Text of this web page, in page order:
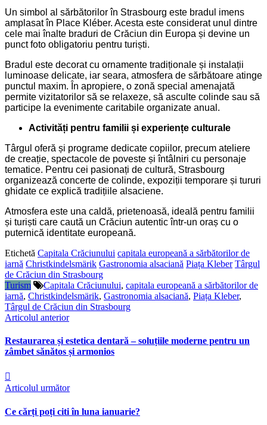
Un simbol al sărbătorilor în Strasbourg este bradul imens
amplasat în Place Kléber. Acesta este considerat unul dintre
cele mai înalte braduri de Crăciun din Europa și devine un
punct foto obligatoriu pentru turiști.
Bradul este decorat cu ornamente tradiționale și instalații
luminoase delicate, iar seara, atmosfera de sărbătoare atinge
punctul maxim. În apropiere, o zonă special amenajată
permite vizitatorilor să se relaxeze, să asculte colinde sau să
participe la evenimente caritabile organizate anual.
Activități pentru familii și experiențe culturale
Târgul oferă și programe dedicate copiilor, precum ateliere
de creație, spectacole de poveste și întâlniri cu personaje
tematice. Pentru cei pasionați de cultură, Strasbourg
organizează concerte de colinde, expoziții temporare și tururi
ghidate ce explică tradițiile alsaciene.
Atmosfera este una caldă, prietenoasă, ideală pentru familii
și turiști care caută un Crăciun autentic într-un oraș cu o
puternică identitate europeană.
Etichetă Capitala Crăciunului capitala europeană a sărbătorilor de
iarnă Christkindelsmärik Gastronomia alsaciană Piața Kleber Târgul
de Crăciun din Strasbourg
Turism
Capitala Crăciunului, capitala europeană a sărbătorilor de
iarnă, Christkindelsmärik, Gastronomia alsaciană, Piața Kleber,
Târgul de Crăciun din Strasbourg
Articolul anterior
Restaurarea și estetica dentară – soluțiile moderne pentru un
zâmbet sănătos și armonios
Articolul următor
Ce cărți poți citi în luna ianuarie?